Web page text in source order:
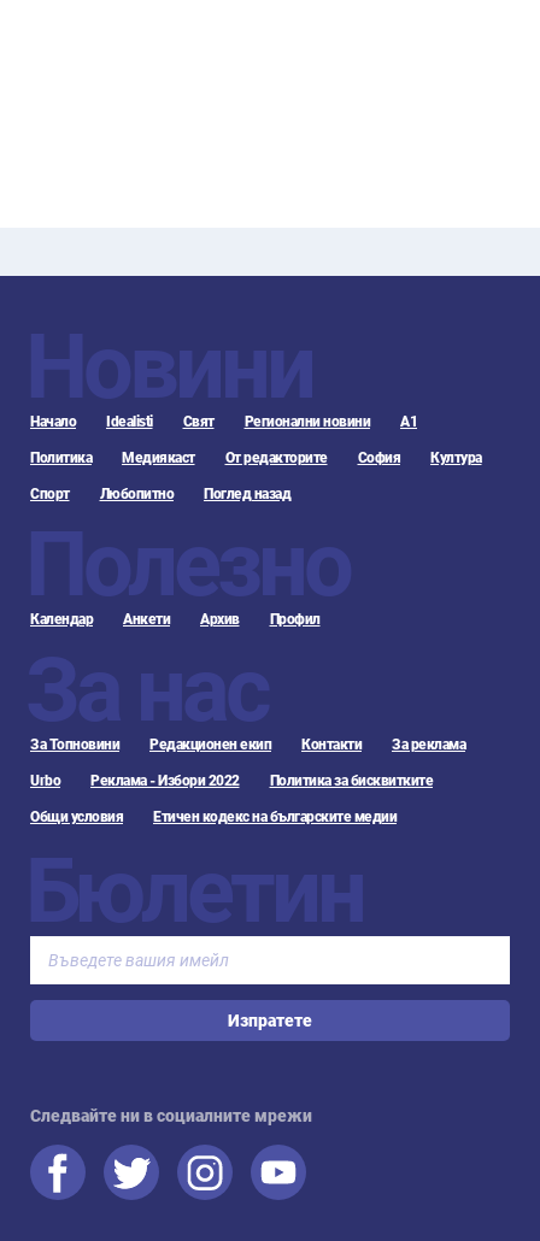
Новини
Начало Idealisti Свят Регионални новини А1
Политика Медиякаст От редакторите София Култура
Спорт Любопитно Поглед назад
Полезно
Календар Анкети Архив Профил
За нас
За Топновини Редакционен екип Контакти За реклама
Urbo Реклама - Избори 2022 Политика за бисквитките
Общи условия Етичен кодекс на българските медии
Бюлетин
Изпратете
Следвайте ни в социалните мрежи